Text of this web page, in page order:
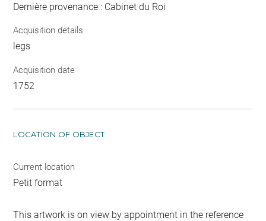
Dernière provenance : Cabinet du Roi
Acquisition details
legs
Acquisition date
1752
LOCATION OF OBJECT
Current location
Petit format
This artwork is on view by appointment in the reference